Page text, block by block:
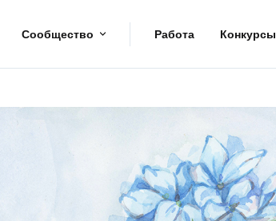
Сообщество Работа Конкурсы